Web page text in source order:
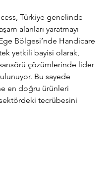
Türkiye genelinde
alanları yaratmayı
Bölgesi’nde Handicare
tek yetkili bayisi olarak,
çözümlerinde lider
Bu sayede
en doğru ürünleri
tecrübesini